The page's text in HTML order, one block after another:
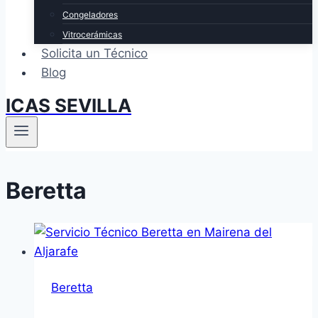
Congeladores
Vitrocerámicas
Solicita un Técnico
Blog
ICAS SEVILLA
Beretta
Beretta